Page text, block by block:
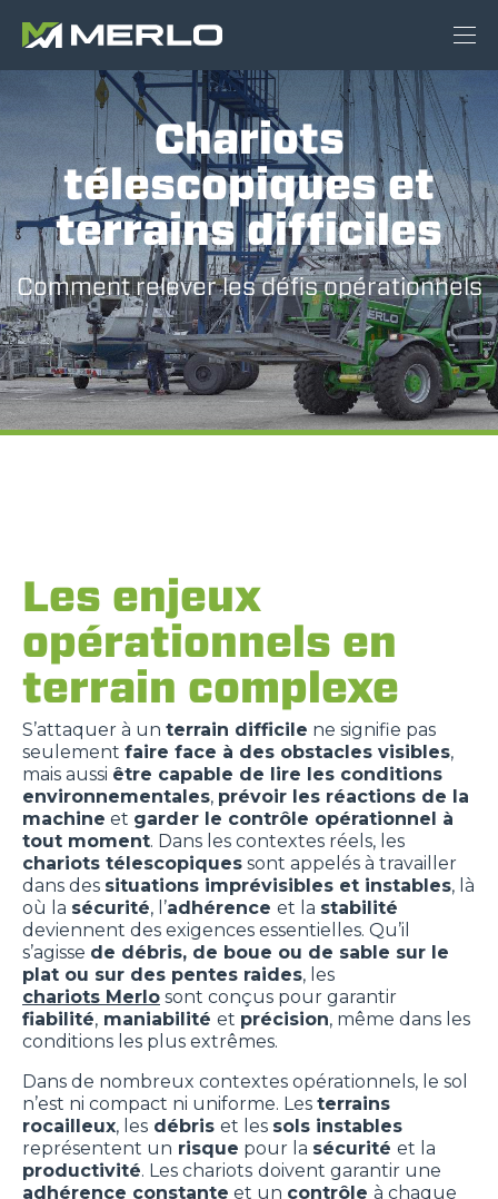
Chariots
télescopiques et
terrains difficiles
Comment relever les défis opérationnels
Les enjeux
opérationnels en
terrain complexe
S’attaquer à un terrain difficile ne signifie pas
seulement faire face à des obstacles visibles,
mais aussi être capable de lire les conditions
environnementales, prévoir les réactions de la
machine et garder le contrôle opérationnel à
tout moment. Dans les contextes réels, les
chariots télescopiques sont appelés à travailler
dans des situations imprévisibles et instables, là
où la sécurité, l’adhérence et la stabilité
deviennent des exigences essentielles. Qu’il
s’agisse de débris, de boue ou de sable sur le
plat ou sur des pentes raides, les
chariots Merlo sont conçus pour garantir
fiabilité, maniabilité et précision, même dans les
conditions les plus extrêmes.
Dans de nombreux contextes opérationnels, le sol
n’est ni compact ni uniforme. Les terrains
rocailleux, les débris et les sols instables
représentent un risque pour la sécurité et la
productivité. Les chariots doivent garantir une
adhérence constante et un contrôle à chaque